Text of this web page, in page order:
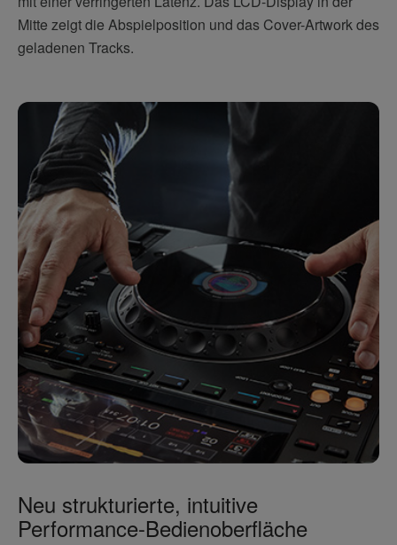
Mitte zeigt die Abspielposition und das Cover-Artwork des
geladenen Tracks.
Neu strukturierte, intuitive
Performance-Bedienoberfläche